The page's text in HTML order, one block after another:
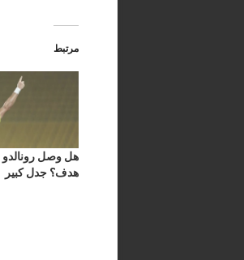
مرتبط
هدف؟ جدل كبير